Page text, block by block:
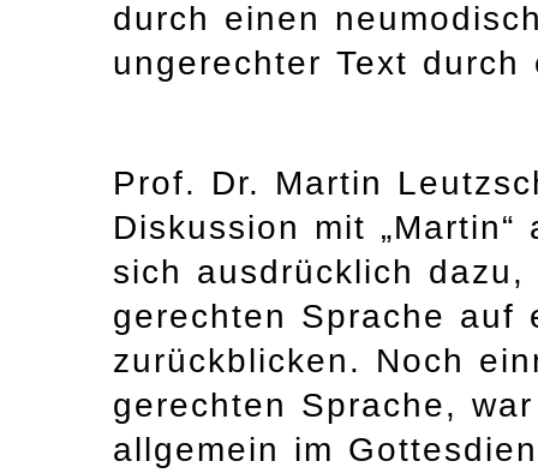
durch einen
ungerechter Text
Prof. Dr. Martin
Diskussion mit
sich ausdrücklich
gerechten Sprache auf
zurückblicken. Noch
gerechten Sprache,
allgemein im